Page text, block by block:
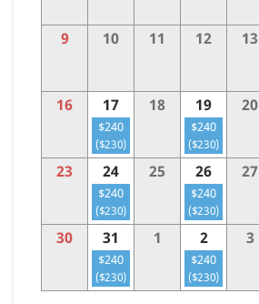
9 10 11 12 13
16 17
$240
($230)
18 19
$240
($230)
20
23 24
$240
($230)
25 26
$240
($230)
27
30 31
$240
($230)
1 2
$240
($230)
3